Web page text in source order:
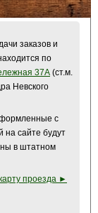
заказов и
по
37А (ст.м.
Невского
с
на сайте будут
в штатном
проезда ►